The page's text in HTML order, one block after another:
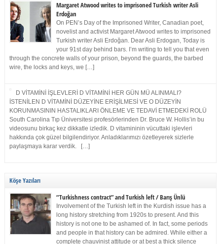
Margaret Atwood writes to imprisoned Turkish writer Asli
Erdoğan
On PEN’s Day of the Imprisoned Writer, Canadian poet,
novelist and activist Margaret Atwood writes to imprisoned
Turkish writer Asli Erdoğan. Dear Asli Erdogan, Today is
your 91st day behind bars. I’m writing to tell you that even
through the concrete walls of your prison, beyond the guards, the barbed
wire, the locks and keys, we […]
D VİTAMİNİ İŞLEVLERİ D VİTAMİNİ HER GÜN MÜ ALINMALI?
İSTENİLEN D VİTAMİNİ DÜZEYİNE ERİŞİLMESİ VE O DÜZEYİN
KORUNMASININ HASTALIKLARI ÖNLEME VE TEDAVİ ETMEDEKİ ROLÜ
South Carolina Tıp Üniversitesi profesörlerinden Dr. Bruce W. Hollis’in bu
videosunu birkaç kez dikkatle izledik. D vitamininin vücuttaki işlevleri
hakkında çok güzel bilgilendiriyor. Anladıklarımızı özetleyerek sizlerle
paylaşmaya karar verdik. […]
Köşe Yazıları
“Turkishness contract” and Turkish left / Barış Ünlü
Involvement of the Turkish left in the Kurdish issue has a
long history stretching from 1920s to present. And this
history is not one to be ashamed of. In fact, some periods
and people in that history can be admired. While either a
complete chauvinist attitude or at best a thick silence